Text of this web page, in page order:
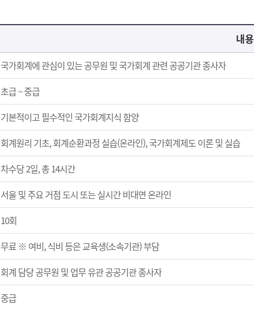
내용
국가회계에 관심이 있는 공무원 및 국가회계 관련 공공기관 종사자
초급 ~ 중급
기본적이고 필수적인 국가회계지식 함양
회계원리 기초, 회계순환과정 실습(온라인), 국가회계제도 이론 및 실습
차수당 2일, 총 14시간
서울 및 주요 거점 도시 또는 실시간 비대면 온라인
10회
무료 ※ 여비, 식비 등은 교육생(소속기관) 부담
회계 담당 공무원 및 업무 유관 공공기관 종사자
중급